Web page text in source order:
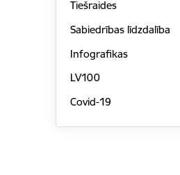
Tiešraides
Sabiedrības līdzdalība
Infografikas
LV100
Covid-19